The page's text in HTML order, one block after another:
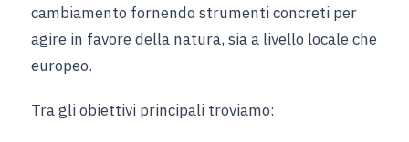
cambiamento fornendo strumenti concreti per
agire in favore della natura, sia a livello locale che
europeo.
Tra gli obiettivi principali troviamo: